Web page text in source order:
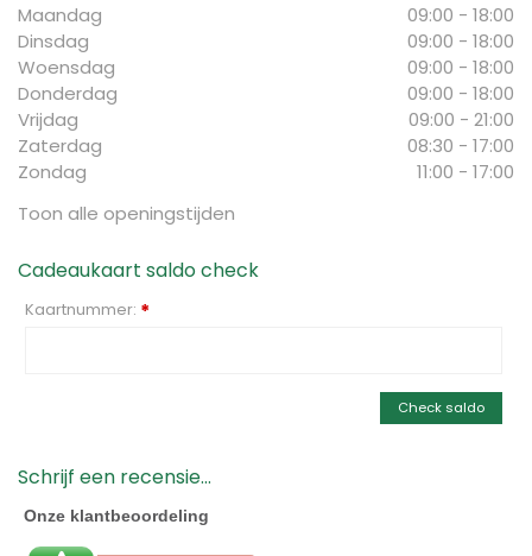
Maandag
09:00 - 18:00
Dinsdag
09:00 - 18:00
Woensdag
09:00 - 18:00
Donderdag
09:00 - 18:00
Vrijdag
09:00 - 21:00
Zaterdag
08:30 - 17:00
Zondag
11:00 - 17:00
Toon alle openingstijden
Cadeaukaart saldo check
Kaartnummer: *
Check saldo
Schrijf een recensie...